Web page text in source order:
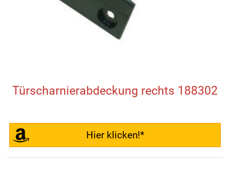
Türscharnierabdeckung rechts 188302
Hier klicken!*